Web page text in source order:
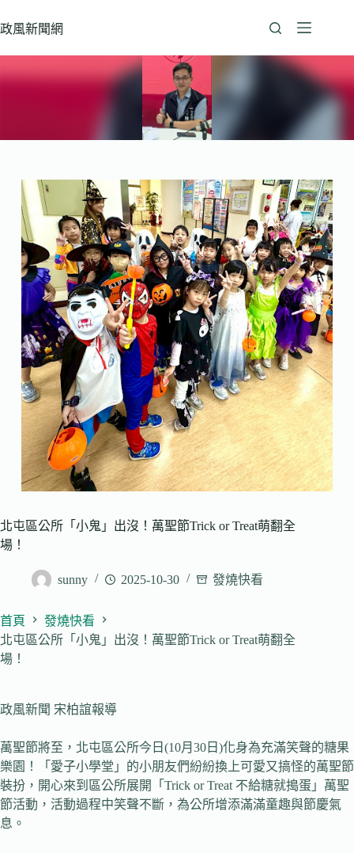
至
政風新聞網
北屯區公所「小鬼」出沒！萬聖節Trick or Treat萌翻全
場！
sunny 2025-10-30 發燒快看
首頁
發燒快看
北屯區公所「小鬼」出沒！萬聖節Trick or Treat萌翻全
場！
政風新聞 宋柏誼報導
萬聖節將至，北屯區公所今日(10月30日)化身為充滿笑聲的糖果
樂園！「愛子小學堂」的小朋友們紛紛換上可愛又搞怪的萬聖節
裝扮，開心來到區公所展開「Trick or Treat 不給糖就搗蛋」萬聖
節活動，活動過程中笑聲不斷，為公所增添滿滿童趣與節慶氣
息。